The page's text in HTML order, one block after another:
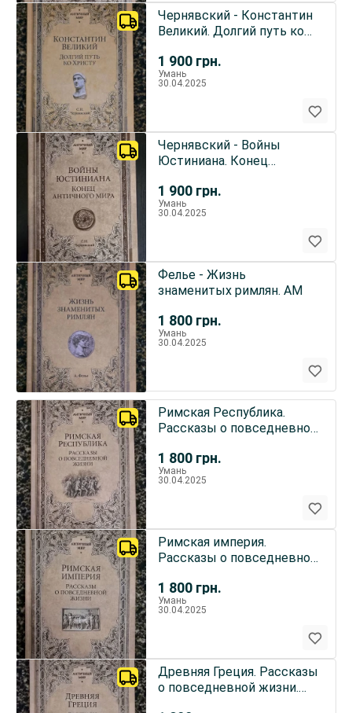
1 900 грн.
Чернявский - Константин
Великий. Долгий путь ко
Умань
30.04.2025
1 900 грн.
Чернявский - Войны
Юстиниана. Конец
Умань
30.04.2025
1 800 грн.
Фелье - Жизнь
знаменитых римлян. АМ
Умань
30.04.2025
1 800 грн.
Римская Республика.
Рассказы о повседневной
Умань
30.04.2025
1 800 грн.
Римская империя.
Рассказы о повседневной
Умань
30.04.2025
Древняя Греция. Рассказы
о повседневной жизни.